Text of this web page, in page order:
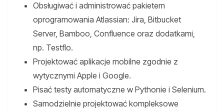
Obsługiwać i administrować pakietem
oprogramowania Atlassian: Jira, Bitbucket
Server, Bamboo, Confluence oraz dodatkami,
np. Testflo.
Projektować aplikacje mobilne zgodnie z
wytycznymi Apple i Google.
Pisać testy automatyczne w Pythonie i Selenium.
Samodzielnie projektować kompleksowe